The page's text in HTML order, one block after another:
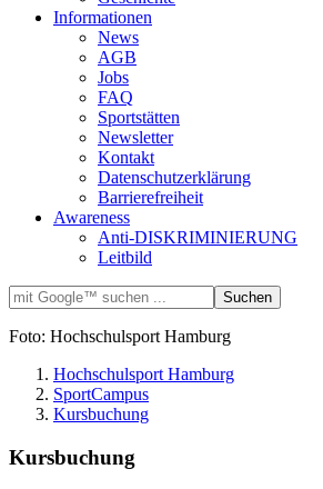
Informationen
News
AGB
Jobs
FAQ
Sportstätten
Newsletter
Kontakt
Datenschutzerklärung
Barrierefreiheit
Awareness
Anti-DISKRIMINIERUNG
Leitbild
Foto: Hochschulsport Hamburg
Hochschulsport Hamburg
SportCampus
Kursbuchung
Kursbuchung